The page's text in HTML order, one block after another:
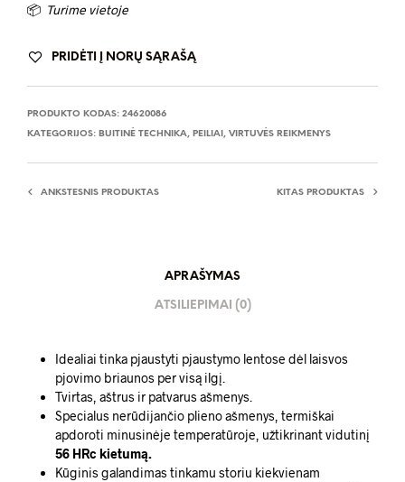
📦 Turime vietoje
PRIDĖTI Į NORŲ SĄRAŠĄ
PRODUKTO KODAS: 24620086
KATEGORIJOS: BUITINĖ TECHNIKA, PEILIAI , VIRTUVĖS REIKMENYS
ANKSTESNIS PRODUKTAS KITAS PRODUKTAS
APRAŠYMAS
ATSILIEPIMAI (0)
Idealiai tinka pjaustyti pjaustymo lentose dėl laisvos
pjovimo briaunos per visą ilgį.
Tvirtas, aštrus ir patvarus ašmenys.
Specialus nerūdijančio plieno ašmenys, termiškai
apdoroti minusinėje temperatūroje, užtikrinant vidutinį
56 HRc kietumą.
Kūginis galandimas tinkamu storiu kiekvienam